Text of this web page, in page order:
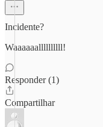
Incidente?
Waaaaaallllllllll!
Responder (1)
Compartilhar